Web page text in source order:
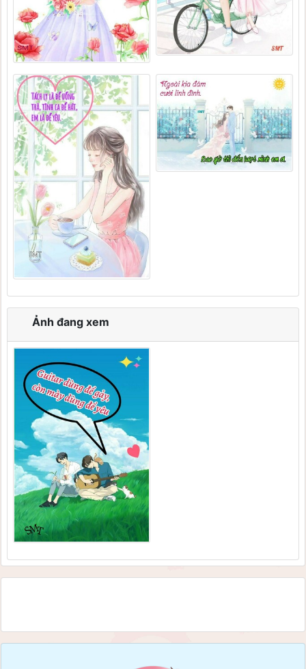
Ảnh đang xem